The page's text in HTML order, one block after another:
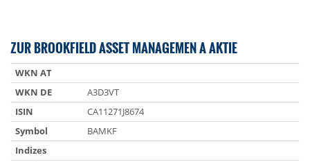
ZUR BROOKFIELD ASSET MANAGEMEN A AKTIE
WKN AT
WKN DE
A3D3VT
ISIN
CA11271J8674
Symbol
BAMKF
Indizes